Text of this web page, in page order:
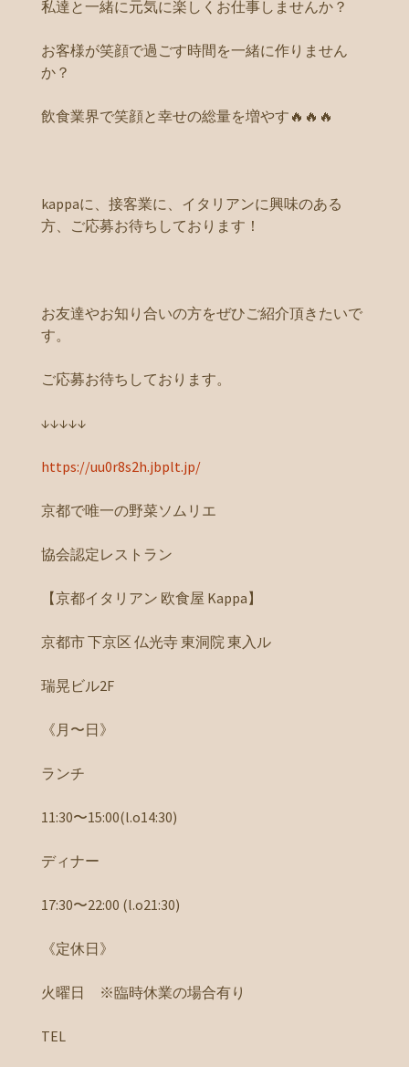
私達と一緒に元気に楽しくお仕事しませんか？
お客様が笑顔で過ごす時間を一緒に作りません
か？
飲食業界で笑顔と幸せの総量を増やす🔥🔥🔥
kappaに、接客業に、イタリアンに興味のある
方、ご応募お待ちしております！
お友達やお知り合いの方をぜひご紹介頂きたいで
す。
ご応募お待ちしております。
↓↓↓↓↓
https://uu0r8s2h.jbplt.jp/
京都で唯一の野菜ソムリエ
協会認定レストラン
【京都イタリアン 欧食屋 Kappa】
京都市 下京区 仏光寺 東洞院 東入ル
瑞晃ビル2F
《月〜日》
ランチ
11:30〜15:00(l.o14:30)
ディナー
17:30〜22:00 (l.o21:30)
《定休日》
火曜日 ※臨時休業の場合有り
TEL